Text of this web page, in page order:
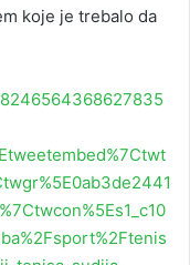
koje je trebalo da